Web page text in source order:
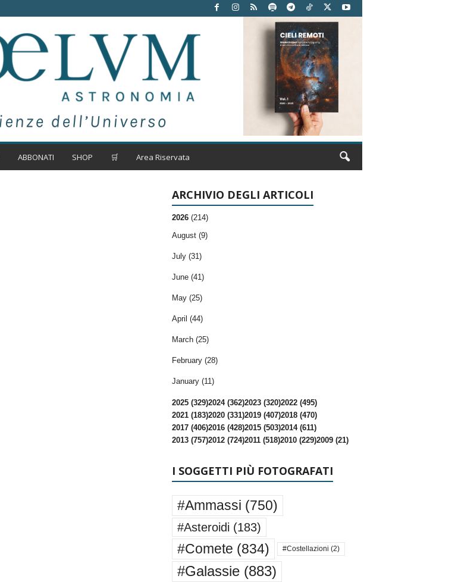
ABBONATI SHOP 🛒 Area Riservata
ARCHIVIO DEGLI ARTICOLI
2026 (214)
August (9)
July (31)
June (41)
May (25)
April (44)
March (25)
February (28)
January (11)
2025 (329)2024 (362)2023 (320)2022 (495)
2021 (183)2020 (331)2019 (407)2018 (470)
2017 (406)2016 (428)2015 (503)2014 (611)
2013 (757)2012 (724)2011 (518)2010 (229)2009 (21)
I SOGGETTI PIÙ FOTOGRAFATI
#Ammassi (750)
#Asteroidi (183)
#Comete (834) #Costellazioni (2)
#Galassie(883)